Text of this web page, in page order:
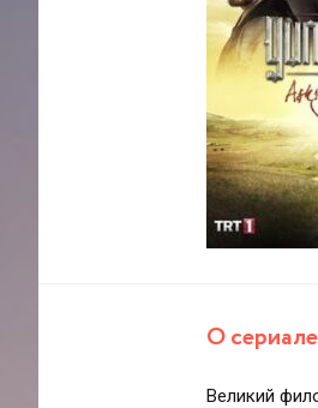
О сериале
Великий